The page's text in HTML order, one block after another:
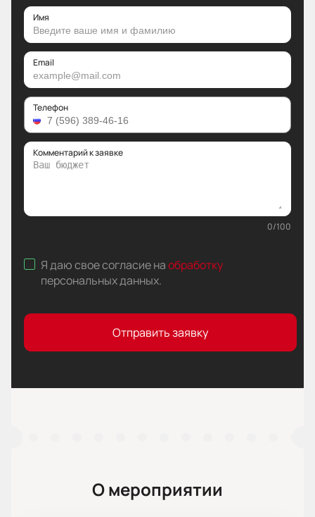
Имя
Email
Телефон
Комментарий к заявке
0/100
Я даю свое согласие наобработку
персональных данных.
Отправить заявку
О мероприятии